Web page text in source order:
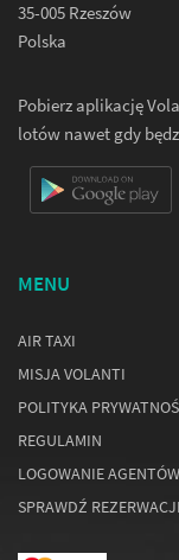
35-005 Rzeszów
Polska
Pobierz aplikację
lotów nawet gdy
MENU
AIR TAXI
MISJA VOLANTI
POLITYKA
REGULAMIN
LOGOWANIE AGENTÓW
SPRAWDŹ